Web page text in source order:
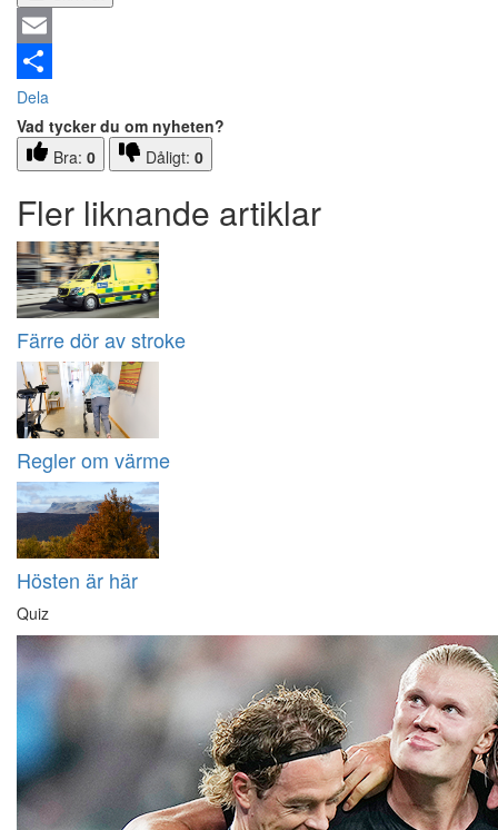
Email
Dela
Vad tycker du om nyheten?
Bra: 0 Dåligt: 0
Fler liknande artiklar
Färre dör av stroke
Regler om värme
Hösten är här
Quiz